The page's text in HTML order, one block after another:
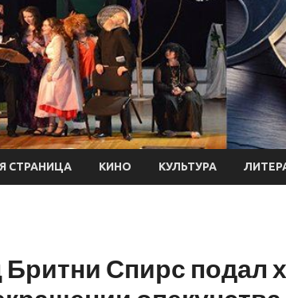
СТРАНИЦА КИНО КУЛЬТУРА
Бритни Спирс подал